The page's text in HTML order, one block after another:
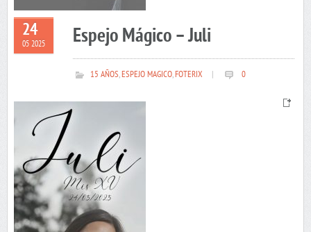
24
05 2025 Espejo Mágico – Juli
15 AÑOS,ESPEJO MAGICO,FOTERIX 0